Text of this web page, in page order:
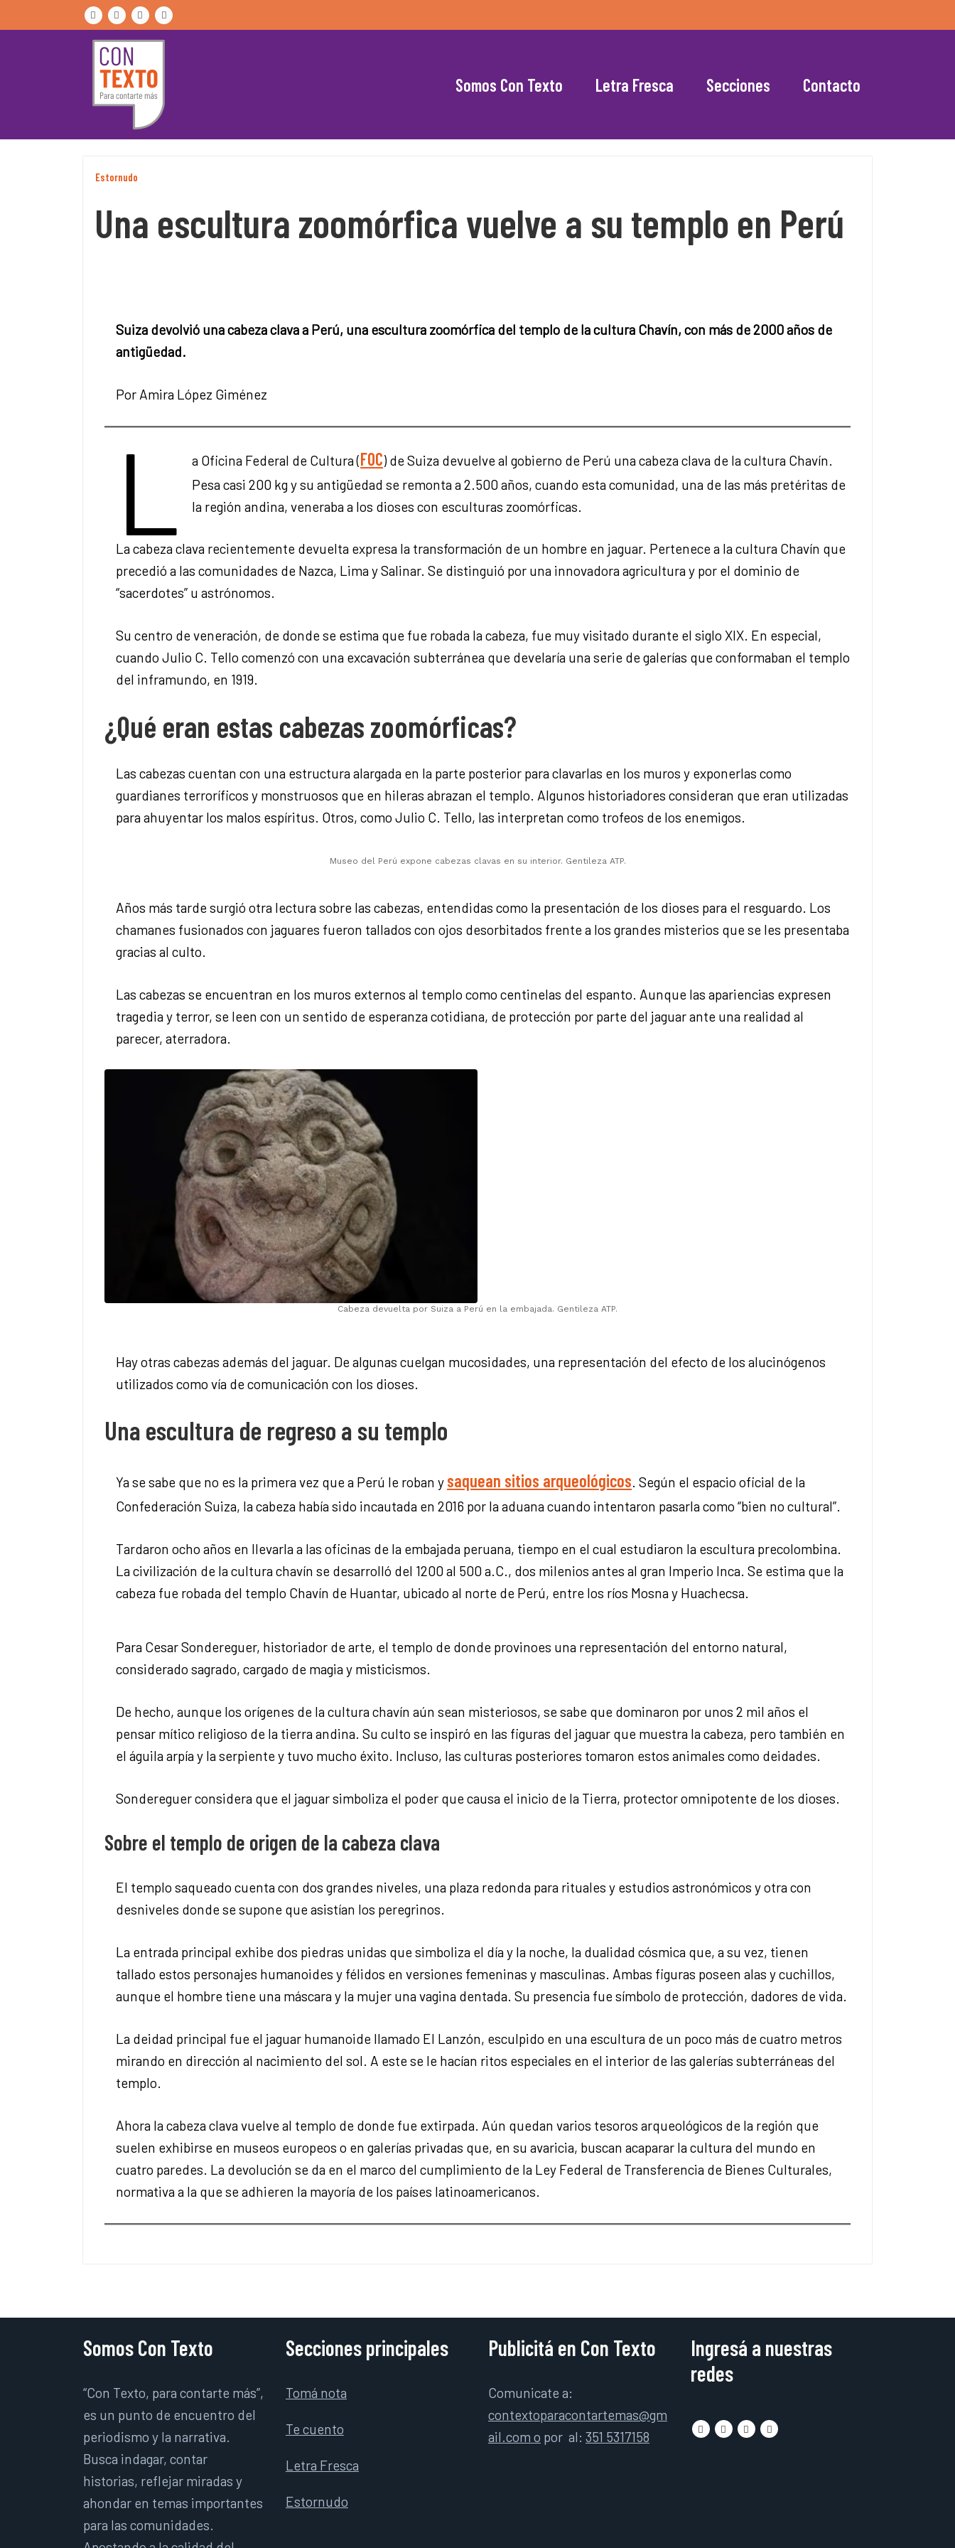
to
Somos Con Texto Letra Fresca Secciones Contacto
Estornudo
Una escultura zoomórfica vuelve a su templo en Perú
Suiza devolvió una cabeza clava a Perú, una escultura zoomórfica del templo de la cultura Chavín, con más de 2000 años de
antigüedad.
Por Amira López Giménez
L a Oficina Federal de Cultura (FOC) de Suiza devuelve al gobierno de Perú una cabeza clava de la cultura Chavín.
Pesa casi 200 kg y su antigüedad se remonta a 2.500 años, cuando esta comunidad, una de las más pretéritas de
la región andina, veneraba a los dioses con esculturas zoomórficas.
La cabeza clava recientemente devuelta expresa la transformación de un hombre en jaguar. Pertenece a la cultura Chavín que
precedió a las comunidades de Nazca, Lima y Salinar. Se distinguió por una innovadora agricultura y por el dominio de
“sacerdotes” u astrónomos.
Su centro de veneración, de donde se estima que fue robada la cabeza, fue muy visitado durante el siglo XIX. En especial,
cuando Julio C. Tello comenzó con una excavación subterránea que develaría una serie de galerías que conformaban el templo
del inframundo, en 1919.
¿Qué eran estas cabezas zoomórficas?
Las cabezas cuentan con una estructura alargada en la parte posterior para clavarlas en los muros y exponerlas como
guardianes terroríficos y monstruosos que en hileras abrazan el templo. Algunos historiadores consideran que eran utilizadas
para ahuyentar los malos espíritus. Otros, como Julio C. Tello, las interpretan como trofeos de los enemigos.
Museo del Perú expone cabezas clavas en su interior. Gentileza ATP.
Años más tarde surgió otra lectura sobre las cabezas, entendidas como la presentación de los dioses para el resguardo. Los
chamanes fusionados con jaguares fueron tallados con ojos desorbitados frente a los grandes misterios que se les presentaba
gracias al culto.
Las cabezas se encuentran en los muros externos al templo como centinelas del espanto. Aunque las apariencias expresen
tragedia y terror, se leen con un sentido de esperanza cotidiana, de protección por parte del jaguar ante una realidad al
parecer, aterradora.
Cabeza devuelta por Suiza a Perú en la embajada. Gentileza ATP.
Hay otras cabezas además del jaguar. De algunas cuelgan mucosidades, una representación del efecto de los alucinógenos
utilizados como vía de comunicación con los dioses.
Una escultura de regreso a su templo
Ya se sabe que no es la primera vez que a Perú le roban y saquean sitios arqueológicos. Según el espacio oficial de la
Confederación Suiza, la cabeza había sido incautada en 2016 por la aduana cuando intentaron pasarla como “bien no cultural”.
Tardaron ocho años en llevarla a las oficinas de la embajada peruana, tiempo en el cual estudiaron la escultura precolombina.
La civilización de la cultura chavín se desarrolló del 1200 al 500 a.C., dos milenios antes al gran Imperio Inca. Se estima que la
cabeza fue robada del templo Chavín de Huantar, ubicado al norte de Perú, entre los ríos Mosna y Huachecsa.
Para Cesar Sondereguer, historiador de arte, el templo de donde provinoes una representación del entorno natural,
considerado sagrado, cargado de magia y misticismos.
De hecho, aunque los orígenes de la cultura chavín aún sean misteriosos, se sabe que dominaron por unos 2 mil años el
pensar mítico religioso de la tierra andina. Su culto se inspiró en las figuras del jaguar que muestra la cabeza, pero también en
el águila arpía y la serpiente y tuvo mucho éxito. Incluso, las culturas posteriores tomaron estos animales como deidades.
Sondereguer considera que el jaguar simboliza el poder que causa el inicio de la Tierra, protector omnipotente de los dioses.
Sobre el templo de origen de la cabeza clava
El templo saqueado cuenta con dos grandes niveles, una plaza redonda para rituales y estudios astronómicos y otra con
desniveles donde se supone que asistían los peregrinos.
La entrada principal exhibe dos piedras unidas que simboliza el día y la noche, la dualidad cósmica que, a su vez, tienen
tallado estos personajes humanoides y félidos en versiones femeninas y masculinas. Ambas figuras poseen alas y cuchillos,
aunque el hombre tiene una máscara y la mujer una vagina dentada. Su presencia fue símbolo de protección, dadores de vida.
La deidad principal fue el jaguar humanoide llamado El Lanzón, esculpido en una escultura de un poco más de cuatro metros
mirando en dirección al nacimiento del sol. A este se le hacían ritos especiales en el interior de las galerías subterráneas del
templo.
Ahora la cabeza clava vuelve al templo de donde fue extirpada. Aún quedan varios tesoros arqueológicos de la región que
suelen exhibirse en museos europeos o en galerías privadas que, en su avaricia, buscan acaparar la cultura del mundo en
cuatro paredes. La devolución se da en el marco del cumplimiento de la Ley Federal de Transferencia de Bienes Culturales,
normativa a la que se adhieren la mayoría de los países latinoamericanos.
Somos Con Texto
“Con Texto, para contarte más”,
es un punto de encuentro del
periodismo y la narrativa.
Busca indagar, contar
historias, reflejar miradas y
ahondar en temas importantes
para las comunidades.
Secciones principales
Tomá nota
Te cuento
Letra Fresca
Estornudo
Publicitá en Con Texto
Comunicate a:
contextoparacontartemas@gm
ail.com o por al: 351 5317158
Ingresá a nuestras
redes